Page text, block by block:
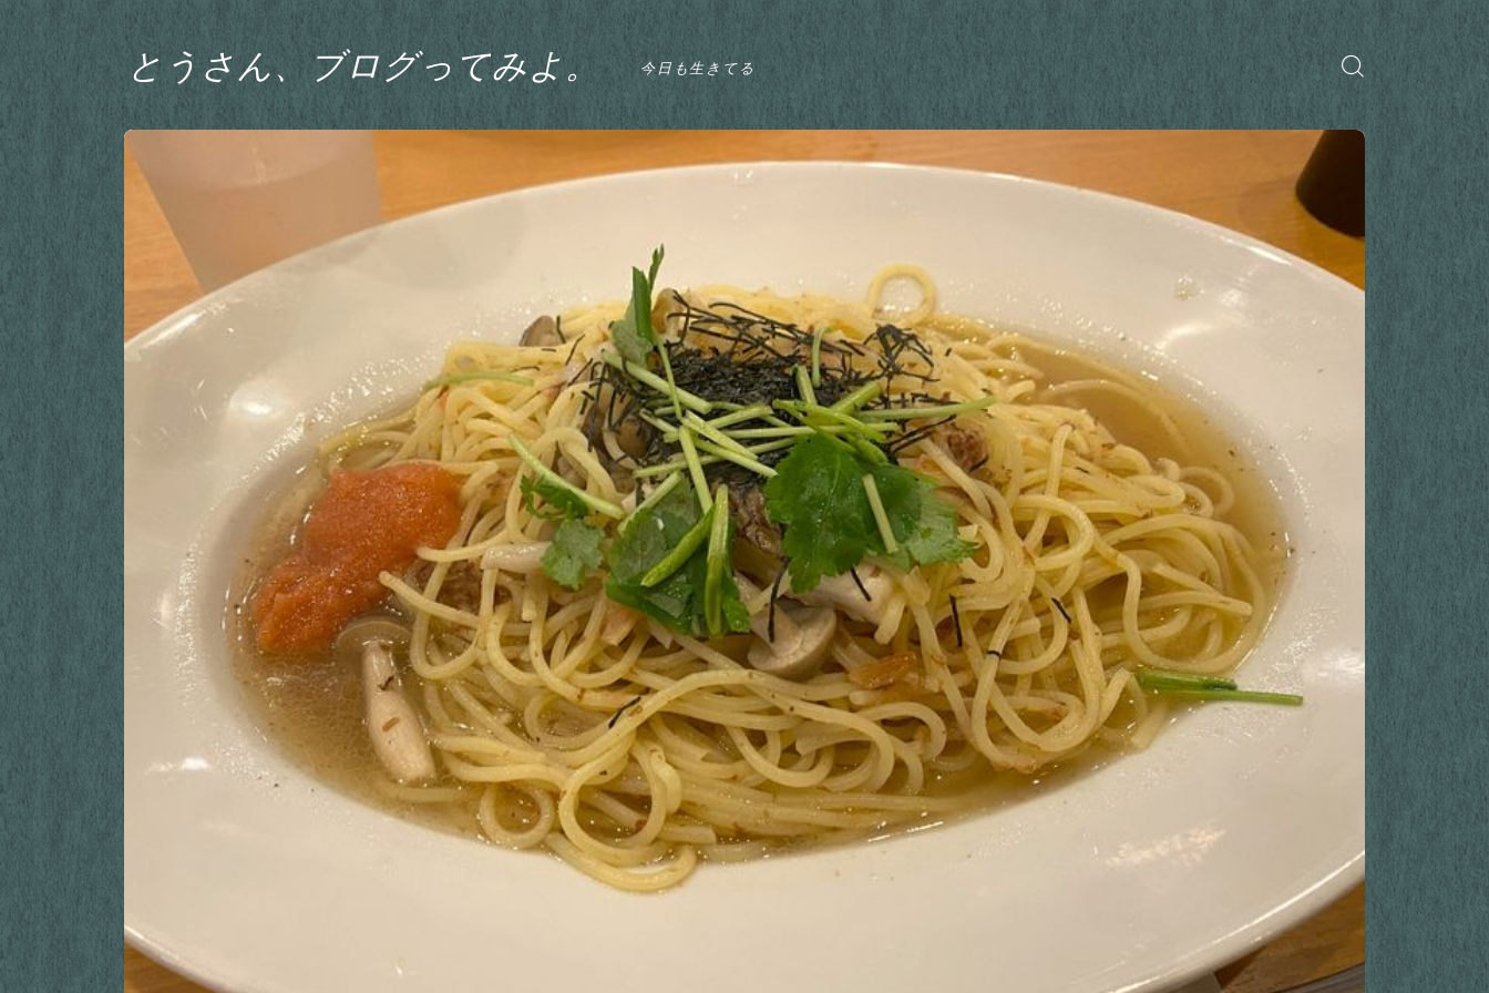
とうさん、ブログってみよ。 今日も生きてる